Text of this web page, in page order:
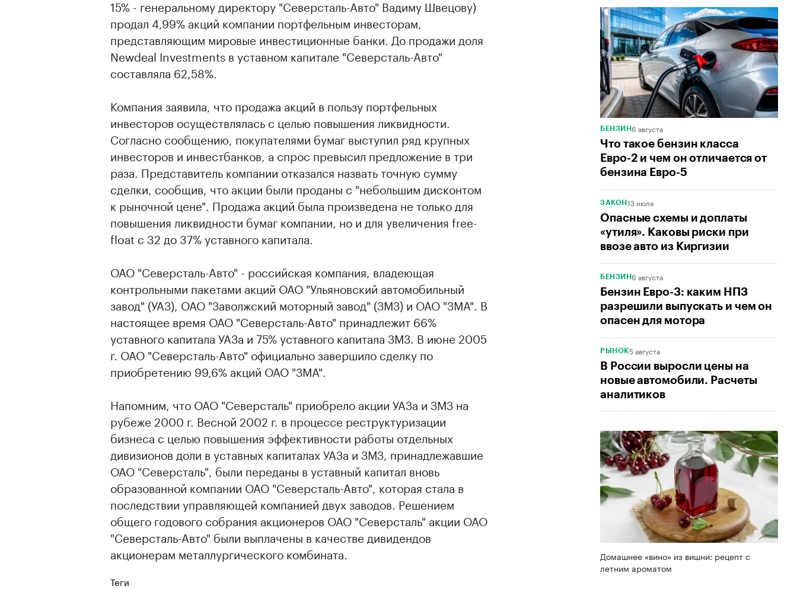
БЕНЗИН6 августа
Что такое бензин класса
Евро-2 и чем он отличается от
бензина Евро-5
ЗАКОН 13 июля
Опасные схемы и доплаты
«утиля». Каковы риски при
ввозе авто из Киргизии
БЕНЗИН6 августа
Бензин Евро-3: каким НПЗ
разрешили выпускать и чем он
опасен для мотора
РЫНОК5 августа
В России выросли цены на
новые автомобили. Расчеты
аналитиков
Домашнее «вино» из вишни: рецепт с
летним ароматом
15% - генеральному директору "Северсталь-Авто" Вадиму Швецову)
продал 4,99% акций компании портфельным инвесторам,
представляющим мировые инвестиционные банки. До продажи доля
Newdeal Investments в уставном капитале "Северсталь-Авто"
составляла 62,58%.
Компания заявила, что продажа акций в пользу портфельных
инвесторов осуществлялась с целью повышения ликвидности.
Согласно сообщению, покупателями бумаг выступил ряд крупных
инвесторов и инвестбанков, а спрос превысил предложение в три
раза. Представитель компании отказался назвать точную сумму
сделки, сообщив, что акции были проданы с "небольшим дисконтом
к рыночной цене". Продажа акций была произведена не только для
повышения ликвидности бумаг компании, но и для увеличения free-
float с 32 до 37% уставного капитала.
ОАО "Северсталь-Авто" - российская компания, владеющая
контрольными пакетами акций ОАО "Ульяновский автомобильный
завод" (УАЗ), ОАО "Заволжский моторный завод" (ЗМЗ) и ОАО "ЗМА". В
настоящее время ОАО "Северсталь-Авто" принадлежит 66%
уставного капитала УАЗа и 75% уставного капитала ЗМЗ. В июне 2005
г. ОАО "Северсталь-Авто" официально завершило сделку по
приобретению 99,6% акций ОАО "ЗМА".
Напомним, что ОАО "Северсталь" приобрело акции УАЗа и ЗМЗ на
рубеже 2000 г. Весной 2002 г. в процессе реструктуризации
бизнеса с целью повышения эффективности работы отдельных
дивизионов доли в уставных капиталах УАЗа и ЗМЗ, принадлежавшие
ОАО "Северсталь", были переданы в уставный капитал вновь
образованной компании ОАО "Северсталь-Авто", которая стала в
последствии управляющей компанией двух заводов. Решением
общего годового собрания акционеров ОАО "Северсталь" акции ОАО
"Северсталь-Авто" были выплачены в качестве дивидендов
акционерам металлургического комбината.
Теги